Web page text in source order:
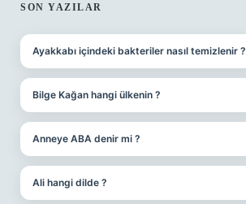
SIDEBAR
SON YAZILAR
Ayakkabı içindeki bakteriler nasıl temizlenir ?
Bilge Kağan hangi ülkenin ?
Anneye ABA denir mi ?
Ali hangi dilde ?